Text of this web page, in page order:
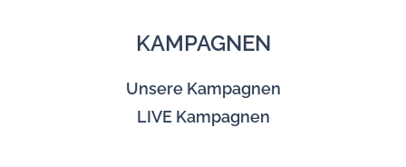
KAMPAGNEN
Unsere Kampagnen
LIVE Kampagnen